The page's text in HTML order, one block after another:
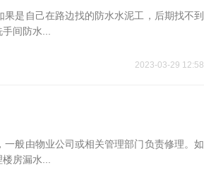
是自己在路边找的防水水泥工，后期找不到
间防水...
2023-03-29 12:58
般由物业公司或相关管理部门负责修理。如
房漏水...